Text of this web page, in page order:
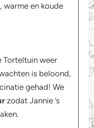
warme en koude
Torteltuin weer
is beloond,
gehad! We
zodat Jannie ’s